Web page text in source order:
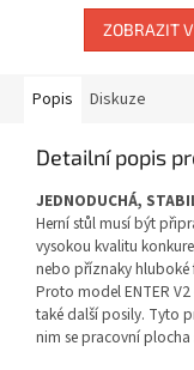
ZOBRAZIT
Popis Diskuze
Detailní popis
JEDNODUCHÁ,
Herní stůl musí být
vysokou kvalitu
nebo příznaky hluboké
Proto model ENTER
také další posily. Tyto
nim se pracovní